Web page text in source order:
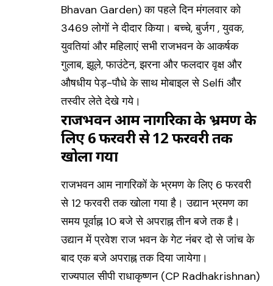
Bhavan Garden) का पहले दिन मंगलवार को
3469 लोगों ने दीदार किया। बच्चे, बुर्जग , युवक,
युवतियां और महिलाएं सभी राजभवन के आकर्षक
गुलाब, झूले, फाउंटेन, झरना और फलदार वृक्ष और
औषधीय पेड़-पौधे के साथ मोबाइल से Selfi और
तस्वीर लेते देखे गये।
राजभवन आम नागरिकों के भ्रमण के
लिए 6 फरवरी से 12 फरवरी तक
खोला गया
राजभवन आम नागरिकों के भ्रमण के लिए 6 फरवरी
से 12 फरवरी तक खोला गया है। उद्यान भ्रमण का
समय पूर्वाह्न 10 बजे से अपराह्न तीन बजे तक है।
उद्यान में प्रवेश राज भवन के गेट नंबर दो से जांच के
बाद एक बजे अपराह्न तक दिया जायेगा।
राज्यपाल सीपी राधाकृष्णन (CP Radhakrishnan)